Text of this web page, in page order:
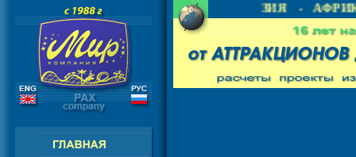
СНГ - ЕВРОПА - АМЕРИКА - АЗИЯ -